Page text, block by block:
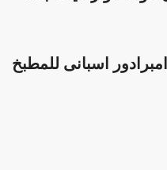
اسبانى للمطبخ